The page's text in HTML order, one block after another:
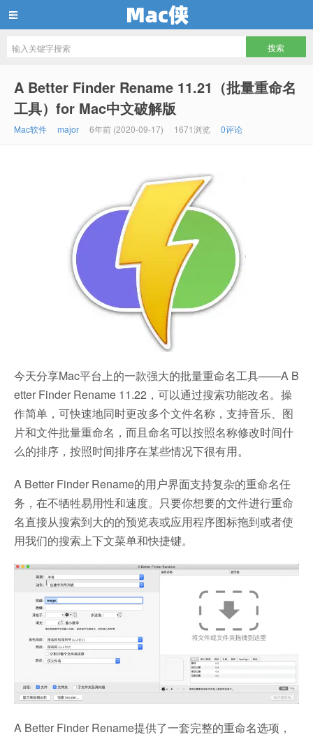
A Better Finder Rename 11.21（批量重命名
工具）for Mac中文破解版
Mac软件 major 6年前 (2020-09-17) 1671浏览 0评论
今天分享Mac平台上的一款强大的批量重命名工具——A B
etter Finder Rename 11.22，可以通过搜索功能改名。操
作简单，可快速地同时更改多个文件名称，支持音乐、图
片和文件批量重命名，而且命名可以按照名称修改时间什
么的排序，按照时间排序在某些情况下很有用。
A Better Finder Rename的用户界面支持复杂的重命名任
务，在不牺牲易用性和速度。只要你想要的文件进行重命
名直接从搜索到大的的预览表或应用程序图标拖到或者使
用我们的搜索上下文菜单和快捷键。
A Better Finder Rename提供了一套完整的重命名选项，